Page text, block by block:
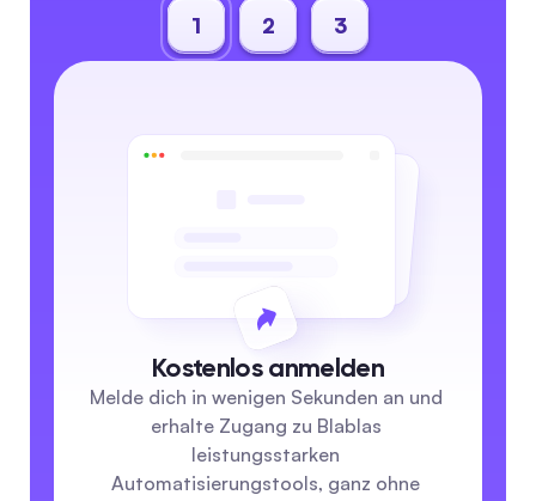
1 2 3
Kostenlos anmelden
Melde dich in wenigen Sekunden an und
erhalte Zugang zu Blablas
leistungsstarken
Automatisierungstools, ganz ohne